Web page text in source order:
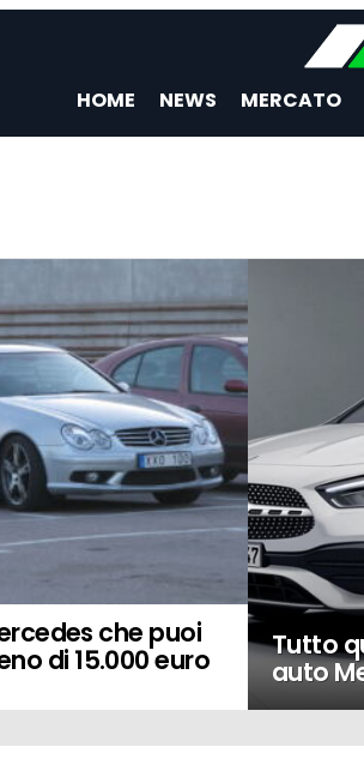
HOME NEWS MERCATO
Tutto
auto
che puoi
di 15.000 euro